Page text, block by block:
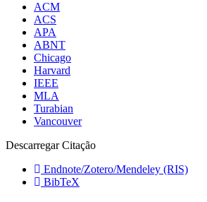
ACM
ACS
APA
ABNT
Chicago
Harvard
IEEE
MLA
Turabian
Vancouver
Descarregar Citação
Endnote/Zotero/Mendeley (RIS)
BibTeX